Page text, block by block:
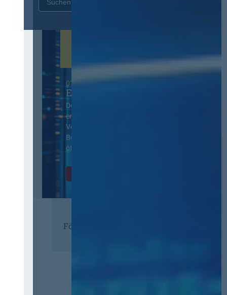
07. Oktober 2026 in Berlin
EVB-IT Thementag
Der Thementag für die
ergänzenden
Vertragsbedingungen von IT-
Beschaffung in der
öffentlichen Verwaltung
Förderer